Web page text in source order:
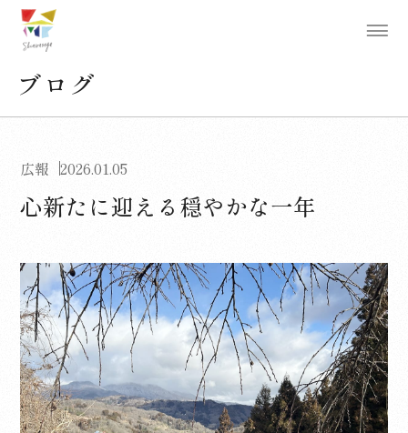
ブログ
広報 2026.01.05
心新たに迎える穏やかな一年